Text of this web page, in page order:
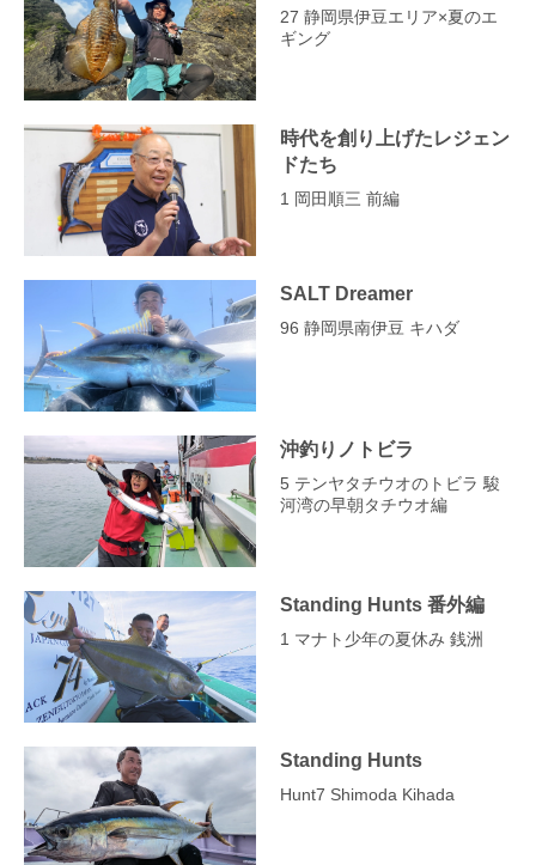
27 静岡県伊豆エリア×夏のエ
ギング
時代を創り上げたレジェン
ドたち
1 岡田順三 前編
SALT Dreamer
96 静岡県南伊豆 キハダ
沖釣りノトビラ
5 テンヤタチウオのトビラ 駿
河湾の早朝タチウオ編
Standing Hunts 番外編
1 マナト少年の夏休み 銭洲
Standing Hunts
Hunt7 Shimoda Kihada